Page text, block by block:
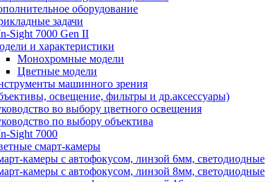
оборудование
задачи
Sight 7000 Gen II
и характеристики
Монохромные модели
Цветные модели
машинного зрения
освещение, фильтры и др.аксессуары)
во выбору цветного освещения
по выбору объектива
Sight 7000
смарт-камеры
камеры с автофокусом, линзой 6мм, светодиодные
камеры с автофокусом, линзой 8мм, светодиодные